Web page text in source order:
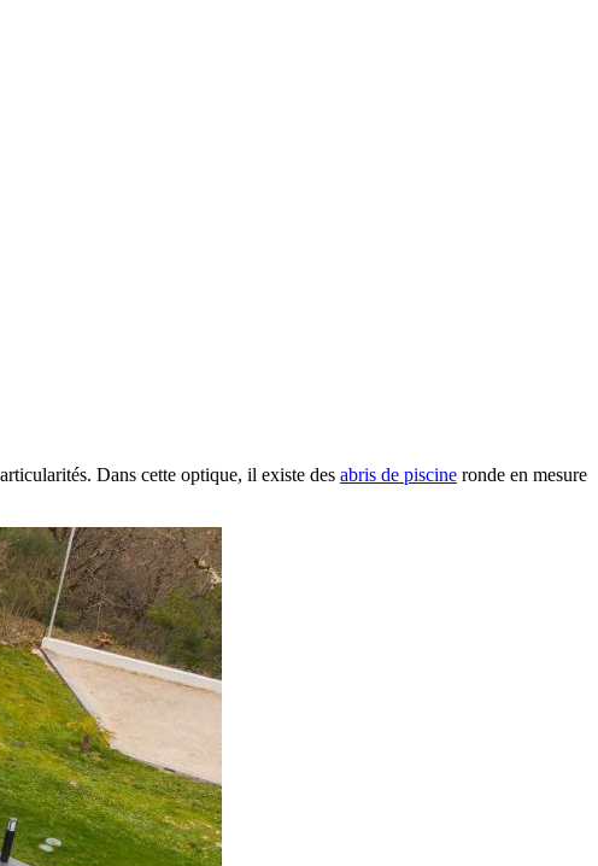
Dans cette optique, il existe des abris de piscine ronde en mesure